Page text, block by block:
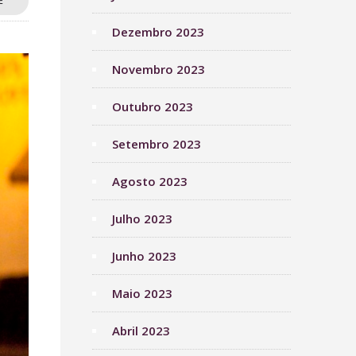
Dezembro 2023
Novembro 2023
Outubro 2023
Setembro 2023
Agosto 2023
Julho 2023
Junho 2023
Maio 2023
Abril 2023